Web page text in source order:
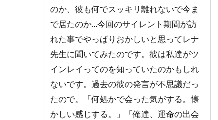
のか、彼も何でスッキリ離れないで今ま
で居たのか…今回のサイレント期間が訪
れた事でやっぱりおかしいと思ってレナ
先生に聞いてみたのです。彼は私達がツ
インレイってのを知っていたのかもしれ
ないです。過去の彼の発言が不思議だっ
たので。「何処かで会った気がする。懐
かしい感じする。」「俺達、運命の出会